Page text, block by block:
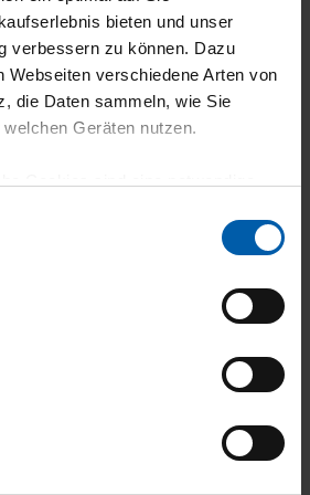
bieten und unser
verbessern zu können. Dazu
Webseiten verschiedene Arten von
die Daten sammeln, wie Sie
Geräten nutzen.
wie etwa zur Auswahl und
Angebote, Anzeigen
Ihres Nutzerverhaltens und Ihres
Optimierung unserer
Family business